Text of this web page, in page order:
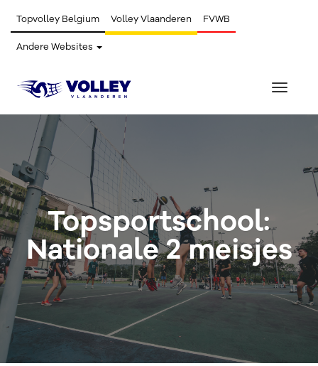
Topvolley Belgium Volley Vlaanderen FVWB
Andere Websites
Toggle
Topsportschool:
Nationale 2 meisjes